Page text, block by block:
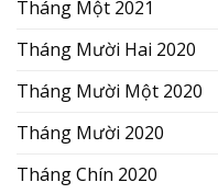
Tháng Một 2021
Tháng Mười Hai 2020
Tháng Mười Một 2020
Tháng Mười 2020
Tháng Chín 2020